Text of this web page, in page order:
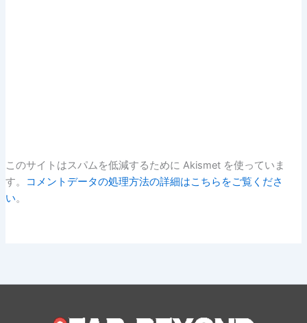
このサイトはスパムを低減するために Akismet を使っていま
す。
コメントデータの処理方法の詳細はこちらをご覧くださ
い。